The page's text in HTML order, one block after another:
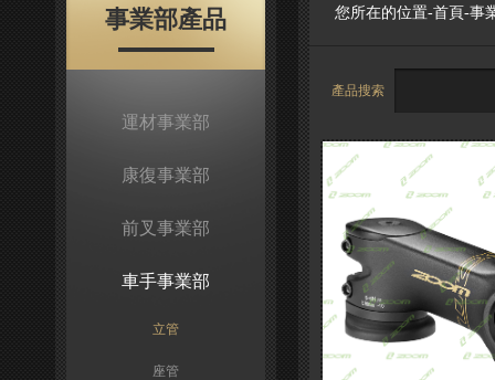
事業部產品
運材事業部
康復事業部
前叉事業部
車手事業部
立管
座管
您所在的位置-首頁-事
產品搜索